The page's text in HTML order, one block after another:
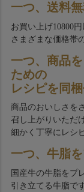
一つ、送料
お買い上げ10800
さまざまな価格帯
一つ、商品
ための
レシピを同
商品のおいしさを
召し上がりいただ
細かく丁寧にレシ
一つ、牛脂
国産牛の牛脂をプ
引き立てる牛脂です